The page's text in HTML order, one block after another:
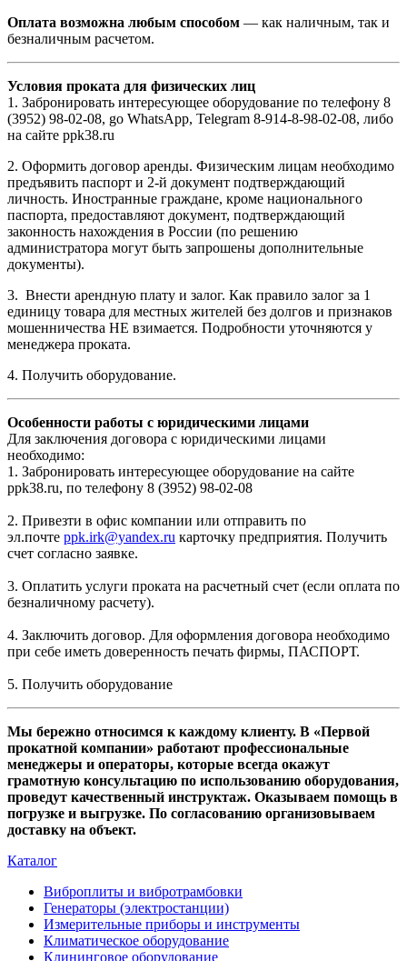
Оплата возможна любым способом — как наличным, так и
безналичным расчетом.
Условия проката для физических лиц
1. Забронировать интересующее оборудование по телефону 8
(3952) 98-02-08, gо WhatsApp, Telegram 8-914-8-98-02-08, либо
на сайте ppk38.ru
2. Оформить договор аренды. Физическим лицам необходимо
предъявить паспорт и 2-й документ подтверждающий
личность. Иностранные граждане, кроме национального
паспорта, предоставляют документ, подтверждающий
законность нахождения в России (по решению
администратора могут быть запрошены дополнительные
документы).
3. Внести арендную плату и залог. Как правило залог за 1
единицу товара для местных жителей без долгов и признаков
мошенничества НЕ взимается. Подробности уточняются у
менеджера проката.
4. Получить оборудование.
Особенности работы с юридическими лицами
Для заключения договора с юридическими лицами
необходимо:
1. Забронировать интересующее оборудование на сайте
ppk38.ru, по телефону 8 (3952) 98-02-08
2. Привезти в офис компании или отправить по
эл.почте ppk.irk@yandex.ru карточку предприятия. Получить
счет согласно заявке.
3. Оплатить услуги проката на расчетный счет (если оплата по
безналичному расчету).
4. Заключить договор. Для оформления договора необходимо
при себе иметь доверенность печать фирмы, ПАСПОРТ.
5. Получить оборудование
Мы бережно относимся к каждому клиенту. В «Первой
прокатной компании» работают профессиональные
менеджеры и операторы, которые всегда окажут
грамотную консультацию по использованию оборудования,
проведут качественный инструктаж. Оказываем помощь в
погрузке и выгрузке. По согласованию организовываем
доставку на объект.
Каталог
Виброплиты и вибротрамбовки
Генераторы (электростанции)
Измерительные приборы и инструменты
Климатическое оборудование
Клининговое оборудование